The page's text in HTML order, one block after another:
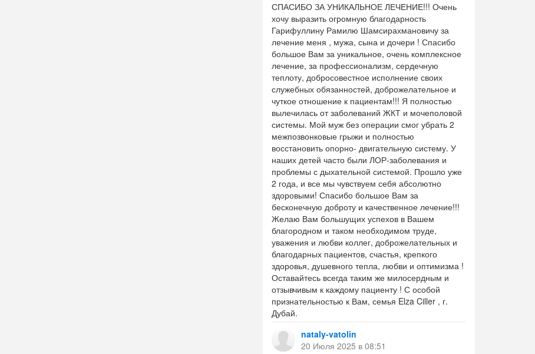
СПАСИБО ЗА УНИКАЛЬНОЕ ЛЕЧЕНИЕ!!! Очень
хочу выразить огромную благодарность
Гарифуллину Рамилю Шамсирахмановичу за
лечение меня , мужа, сына и дочери ! Спасибо
большое Вам за уникальное, очень комплексное
лечение, за профессионализм, сердечную
теплоту, добросовестное исполнение своих
служебных обязанностей, доброжелательное и
чуткое отношение к пациентам!!! Я полностью
вылечилась от заболеваний ЖКТ и мочеполовой
системы. Мой муж без операции смог убрать 2
межпозвонковые грыжи и полностью
восстановить опорно- двигательную систему. У
наших детей часто были ЛОР-заболевания и
проблемы с дыхательной системой. Прошло уже
2 года, и все мы чувствуем себя абсолютно
здоровыми! Спасибо большое Вам за
бесконечную доброту и качественное лечение!!!
Желаю Вам большущих успехов в Вашем
благородном и таком необходимом труде,
уважения и любви коллег, доброжелательных и
благодарных пациентов, счастья, крепкого
здоровья, душевного тепла, любви и оптимизма !
Оставайтесь всегда таким же милосердным и
отзывчивым к каждому пациенту ! С особой
признательностью к Вам, семья Elza Ciller , г.
Дубай.
nataly-vatolin
20 Июля 2025 в 08:51